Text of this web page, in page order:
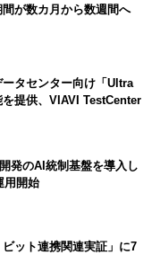
が数カ月から数週間へ
タセンター向け「Ultra
提供、VIAVI TestCenter
発のAI統制基盤を導入し
用開始
ット連携関連実証」に7